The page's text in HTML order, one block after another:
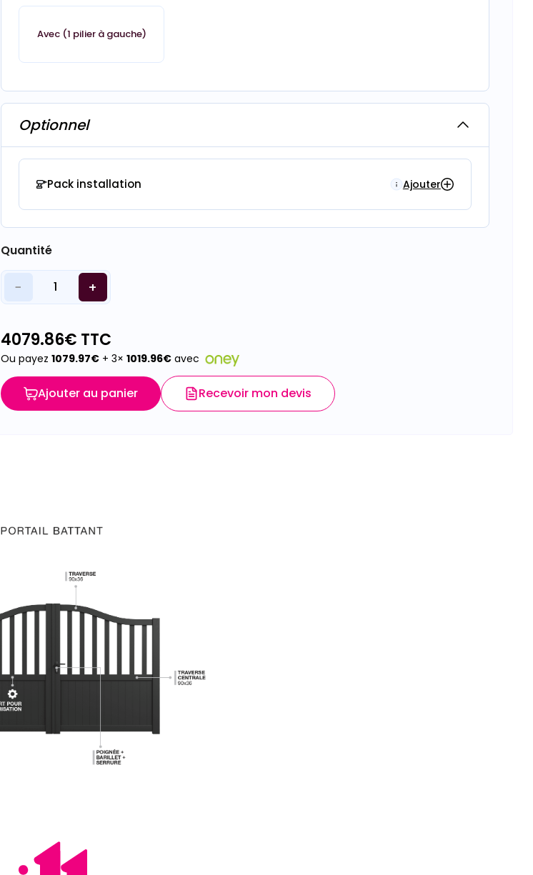
Avec (1 pilier à gauche)
Optionnel
Pack installation Ajouter
Quantité
− 1 +
4079.86€ TTC
Ou payez 1079.97€+ 3× 1019.96€ avec
Ajouter au panier Recevoir mon devis